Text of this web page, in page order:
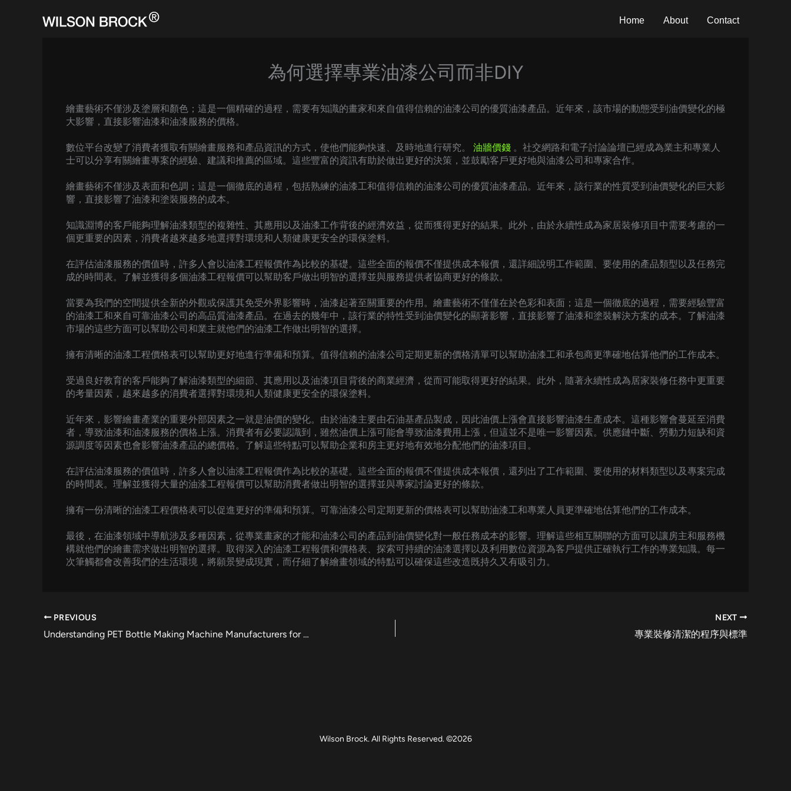
Home About Contact
為何選擇專業油漆公司而非DIY
繪畫藝術不僅涉及塗層和顏色；這是一個精確的過程，需要有知識的畫家和來自值得信賴的油漆公司的優質油漆產品。近年來，該市場的動態受到油價變化的極
大影響，直接影響油漆和油漆服務的價格。
數位平台改變了消費者獲取有關繪畫服務和產品資訊的方式，使他們能夠快速、及時地進行研究。 油牆價錢 。社交網路和電子討論論壇已經成為業主和專業人
士可以分享有關繪畫專案的經驗、建議和推薦的區域。這些豐富的資訊有助於做出更好的決策，並鼓勵客戶更好地與油漆公司和專家合作。
繪畫藝術不僅涉及表面和色調；這是一個徹底的過程，包括熟練的油漆工和值得信賴的油漆公司的優質油漆產品。近年來，該行業的性質受到油價變化的巨大影
響，直接影響了油漆和塗裝服務的成本。
知識淵博的客戶能夠理解油漆類型的複雜性、其應用以及油漆工作背後的經濟效益，從而獲得更好的結果。此外，由於永續性成為家居裝修項目中需要考慮的一
個更重要的因素，消費者越來越多地選擇對環境和人類健康更安全的環保塗料。
在評估油漆服務的價值時，許多人會以油漆工程報價作為比較的基礎。這些全面的報價不僅提供成本報價，還詳細說明工作範圍、要使用的產品類型以及任務完
成的時間表。了解並獲得多個油漆工程報價可以幫助客戶做出明智的選擇並與服務提供者協商更好的條款。
當要為我們的空間提供全新的外觀或保護其免受外界影響時，油漆起著至關重要的作用。繪畫藝術不僅僅在於色彩和表面；這是一個徹底的過程，需要經驗豐富
的油漆工和來自可靠油漆公司的高品質油漆產品。在過去的幾年中，該行業的特性受到油價變化的顯著影響，直接影響了油漆和塗裝解決方案的成本。了解油漆
市場的這些方面可以幫助公司和業主就他們的油漆工作做出明智的選擇。
擁有清晰的油漆工程價格表可以幫助更好地進行準備和預算。值得信賴的油漆公司定期更新的價格清單可以幫助油漆工和承包商更準確地估算他們的工作成本。
受過良好教育的客戶能夠了解油漆類型的細節、其應用以及油漆項目背後的商業經濟，從而可能取得更好的結果。此外，隨著永續性成為居家裝修任務中更重要
的考量因素，越來越多的消費者選擇對環境和人類健康更安全的環保塗料。
近年來，影響繪畫產業的重要外部因素之一就是油價的變化。由於油漆主要由石油基產品製成，因此油價上漲會直接影響油漆生產成本。這種影響會蔓延至消費
者，導致油漆和油漆服務的價格上漲。消費者有必要認識到，雖然油價上漲可能會導致油漆費用上漲，但這並不是唯一影響因素。供應鏈中斷、勞動力短缺和資
源調度等因素也會影響油漆產品的總價格。了解這些特點可以幫助企業和房主更好地有效地分配他們的油漆項目。
在評估油漆服務的價值時，許多人會以油漆工程報價作為比較的基礎。這些全面的報價不僅提供成本報價，還列出了工作範圍、要使用的材料類型以及專案完成
的時間表。理解並獲得大量的油漆工程報價可以幫助消費者做出明智的選擇並與專家討論更好的條款。
擁有一份清晰的油漆工程價格表可以促進更好的準備和預算。可靠油漆公司定期更新的價格表可以幫助油漆工和專業人員更準確地估算他們的工作成本。
最後，在油漆領域中導航涉及多種因素，從專業畫家的才能和油漆公司的產品到油價變化對一般任務成本的影響。理解這些相互關聯的方面可以讓房主和服務機
構就他們的繪畫需求做出明智的選擇。取得深入的油漆工程報價和價格表、探索可持續的油漆選擇以及利用數位資源為客戶提供正確執行工作的專業知識。每一
次筆觸都會改善我們的生活環境，將願景變成現實，而仔細了解繪畫領域的特點可以確保這些改造既持久又有吸引力。
PREVIOUS
Understanding PET Bottle Making Machine Manufacturers for Optimal Production
NEXT
專業裝修清潔的程序與標準
Wilson Brock. All Rights Reserved. ©2026